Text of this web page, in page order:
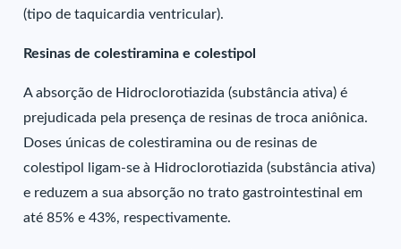
(tipo de taquicardia ventricular).
Resinas de colestiramina e colestipol
A absorção de Hidroclorotiazida (substância ativa) é
prejudicada pela presença de resinas de troca aniônica.
Doses únicas de colestiramina ou de resinas de
colestipol ligam-se à Hidroclorotiazida (substância ativa)
e reduzem a sua absorção no trato gastrointestinal em
até 85% e 43%, respectivamente.